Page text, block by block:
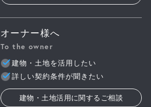
オーナー様へ
To the owner
建物・土地を活用したい
詳しい契約条件が聞きたい
建物・土地活用に関するご相談